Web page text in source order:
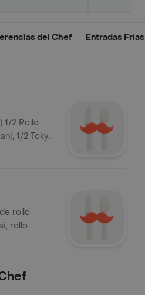
del Chef Entradas Frías
1/2 Rollo
1/2 Tokyo
y 4
rollo
rollo
tokyo rol,